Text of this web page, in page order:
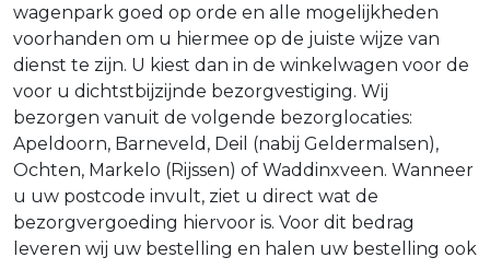
wagenpark goed op orde en alle mogelijkheden
voorhanden om u hiermee op de juiste wijze van
dienst te zijn. U kiest dan in de winkelwagen voor de
voor u dichtstbijzijnde bezorgvestiging. Wij
bezorgen vanuit de volgende bezorglocaties:
Apeldoorn, Barneveld, Deil (nabij Geldermalsen),
Ochten, Markelo (Rijssen) of Waddinxveen. Wanneer
u uw postcode invult, ziet u direct wat de
bezorgvergoeding hiervoor is. Voor dit bedrag
leveren wij uw bestelling en halen uw bestelling ook